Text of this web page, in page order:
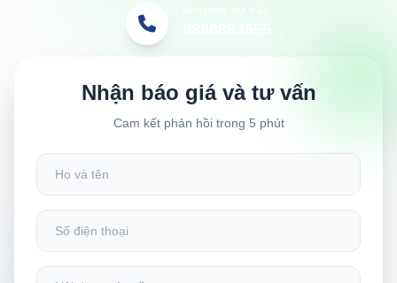
Nhận báo giá và tư vấn
Cam kết phản hồi trong 5 phút